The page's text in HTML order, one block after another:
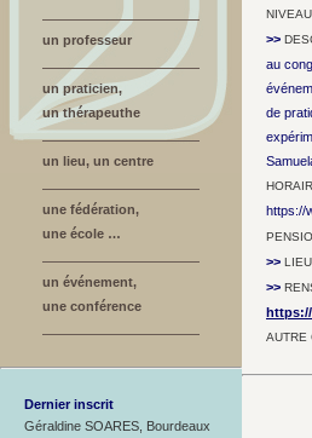
un professeur
un praticien,
un thérapeuthe
un lieu, un centre
une fédération,
une école …
un événement,
une conférence
Dernier inscrit
Géraldine SOARES, Bourdeaux
>>
au
de
https://
>> LIEU
>>
AUTRE